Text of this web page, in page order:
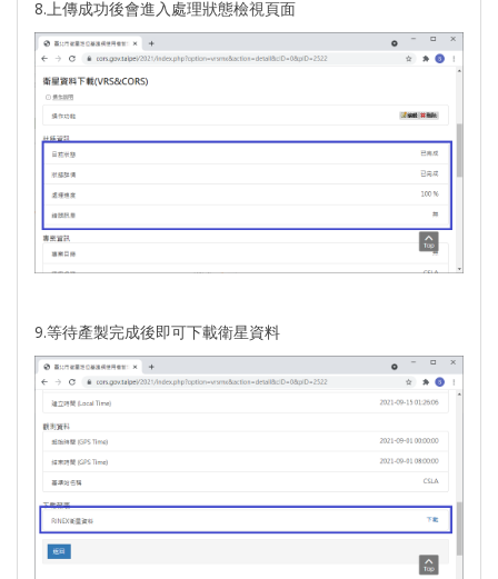
8.上傳成功後會進入處理狀態檢視頁面
9.等待產製完成後即可下載衛星資料